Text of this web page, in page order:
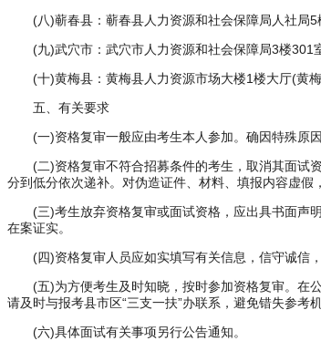
(八)蕲春县：蕲春县人力资源和社会保障局人社局5
(九)武穴市：武穴市人力资源和社会保障局3楼301
(十)黄梅县：黄梅县人力资源市场大楼1楼大厅(黄梅
五、有关要求
(一)资格复审一般应由考生本人参加。确因特殊原因
(二)资格复审不符合招募条件的考生，取消其面试资
分到低分依次递补。对伪造证件、材料、填报内容虚假
(三)考生放弃资格复审或面试资格，应出具书面声明
在案证实。
(四)资格复审人员应如实填写有关信息，信守诚信，
(五)为方便考生及时知晓，按时参加资格复审。在公
请及时与报考县市区“三支一扶”办联系，避免错失参考机
(六)具体面试有关事项另行公告通知。